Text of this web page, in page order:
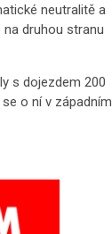
neutralitě a
druhou stranu
s dojezdem 200
o ní v západním